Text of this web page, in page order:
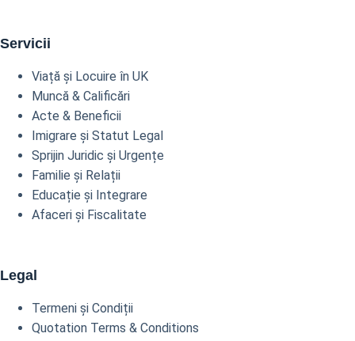
Servicii
Viață și Locuire în UK
Muncă & Calificări
Acte & Beneficii
Imigrare și Statut Legal
Sprijin Juridic și Urgențe
Familie și Relații
Educație și Integrare
Afaceri și Fiscalitate
Legal
Termeni și Condiții
Quotation Terms & Conditions